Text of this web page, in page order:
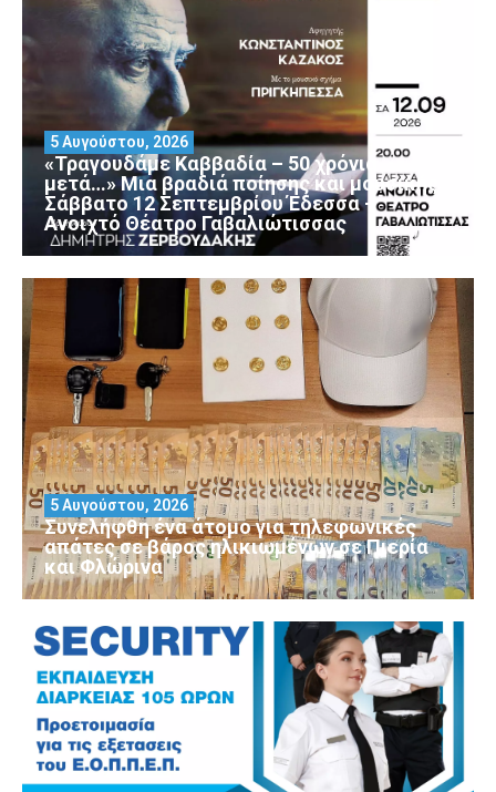
«Τραγουδάμε Καββαδία – 50 χρόνια
μετά…» Μια βραδιά ποίησης και μουσικής
Σάββατο 12 Σεπτεμβρίου Έδεσσα –
Ανοιχτό Θέατρο Γαβαλιώτισσας
5 Αυγούστου, 2026
Συνελήφθη ένα άτομο για τηλεφωνικές
απάτες σε βάρος ηλικιωμένων σε Πιερία
και Φλώρινα
5 Αυγούστου, 2026